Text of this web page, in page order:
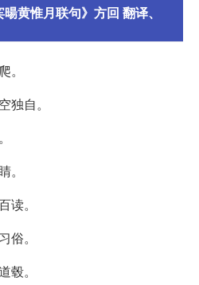
黄惟月联句》方回 翻译、
独自。
读。
俗。
毂。